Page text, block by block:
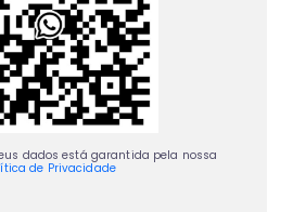
dados está garantida pela nossa
de Privacidade